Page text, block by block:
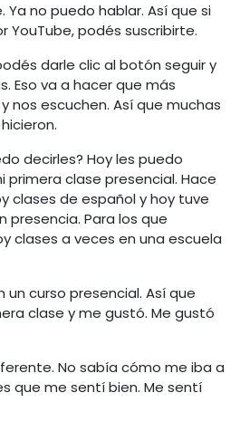
Ya no puedo hablar. Así que si
YouTube, podés suscribirte.
darle clic al botón seguir y
Eso va a hacer que más
nos escuchen. Así que muchas
decirles? Hoy les puedo
clase presencial. Hace
clases de español y hoy tuve
presencia. Para los que
clases a veces en una escuela
un curso presencial. Así que
clase y me gustó. Me gustó
No sabía cómo me iba a
que me sentí bien. Me sentí